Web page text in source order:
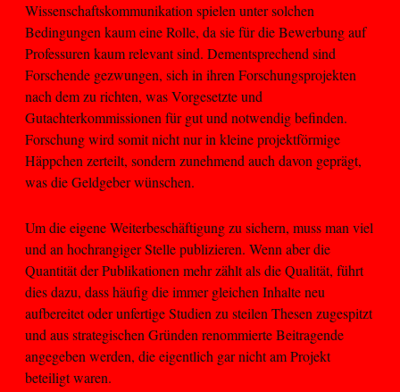
Wissenschaftskommunikation spielen unter solchen
Bedingungen kaum eine Rolle, da sie für die Bewerbung auf
Professuren kaum relevant sind. Dementsprechend sind
Forschende gezwungen, sich in ihren Forschungsprojekten
nach dem zu richten, was Vorgesetzte und
Gutachterkommissionen für gut und notwendig befinden.
Forschung wird somit nicht nur in kleine projektförmige
Häppchen zerteilt, sondern zunehmend auch davon geprägt,
was die Geldgeber wünschen.
Um die eigene Weiterbeschäftigung zu sichern, muss man viel
und an hochrangiger Stelle publizieren. Wenn aber die
Quantität der Publikationen mehr zählt als die Qualität, führt
dies dazu, dass häufig die immer gleichen Inhalte neu
aufbereitet oder unfertige Studien zu steilen Thesen zugespitzt
und aus strategischen Gründen renommierte Beitragende
angegeben werden, die eigentlich gar nicht am Projekt
beteiligt waren.